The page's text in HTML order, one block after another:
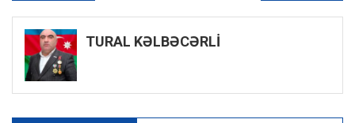
naviqasiyası
TURAL KƏLBƏCƏRLİ